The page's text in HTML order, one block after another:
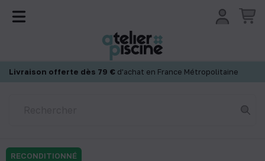
Livraison offerte dès 79 € d'achat en France Métropolitaine
RECONDITIONNÉ